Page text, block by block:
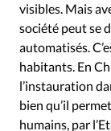
visibles. Mais
société peut se
automatisés.
habitants. En
l’instauration
bien qu’il
humains, par